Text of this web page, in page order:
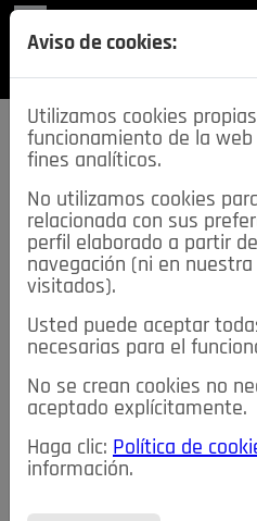
SECCIONES
≡NOTICIAS
NOTICIAS SERVICIOS
TABLÓN DE ANUNCIOS MIS
NOSOTROS
Aviso de cookies:
Utilizamos cookies
funcionamiento de la
fines analíticos.
No utilizamos cookies
relacionada con sus
perfil elaborado a partir
navegación (ni en
visitados).
Usted puede aceptar
necesarias para el
No se crean cookies no
aceptado explícitamente.
Haga clic: Política de
información.